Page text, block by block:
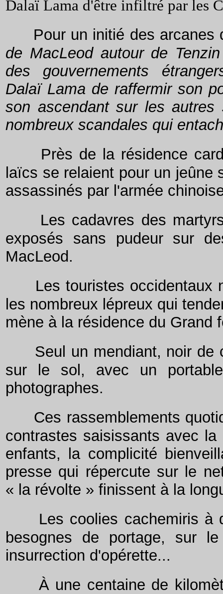
Dalaï Lama d'être infiltré par les
Pour un initié des
de MacLeod autour de
des gouvernements
Dalaï Lama de raffermir son
son ascendant sur les
nombreux scandales qui
Près de la résidence
laïcs se relaient pour un
assassinés par l'armée
Les cadavres des
exposés sans pudeur sur
MacLeod.
Les touristes occidentaux
les nombreux lépreux qui
mène à la résidence du Grand
Seul un mendiant, noir de
sur le sol, avec un
photographes.
Ces rassemblements
contrastes saisissants avec
enfants, la complicité
presse qui répercute sur le
« la révolte » finissent à la
Les coolies cachemiris à
besognes de portage, sur
insurrection d'opérette...
À une centaine de